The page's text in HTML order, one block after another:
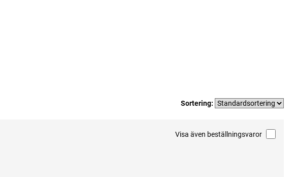
Sortering:
Visa även beställningsvaror